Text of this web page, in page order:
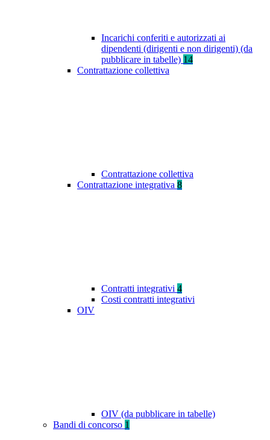
Incarichi conferiti e autorizzati ai
dipendenti (dirigenti e non dirigenti) (da
pubblicare in tabelle) 14
Contrattazione collettiva
Contrattazione collettiva
Contrattazione integrativa 8
Contratti integrativi 4
Costi contratti integrativi
OIV
OIV (da pubblicare in tabelle)
Bandi di concorso 1